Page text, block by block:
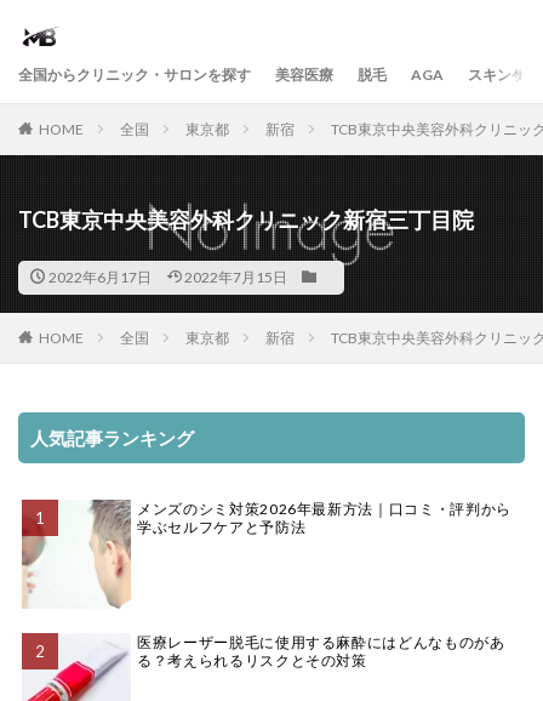
全国からクリニック・サロンを探す 美容医療 脱毛 AGA スキンケア
HOME 全国 東京都 新宿 TCB東京中央美容外科クリニッ
TCB東京中央美容外科クリニック新宿三丁目院
2022年6月17日 2022年7月15日
HOME 全国 東京都 新宿 TCB東京中央美容外科クリニッ
人気記事ランキング
メンズのシミ対策2026年最新方法｜口コミ・評判から
学ぶセルフケアと予防法
医療レーザー脱毛に使用する麻酔にはどんなものがあ
る？考えられるリスクとその対策